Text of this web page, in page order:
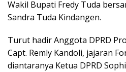
Wakil Bupati Fredy Tuda
Sandra Tuda Kindangen.
Turut hadir Anggota DPRD
Capt. Remly Kandoli, jajaran
diantaranya Ketua DPRD